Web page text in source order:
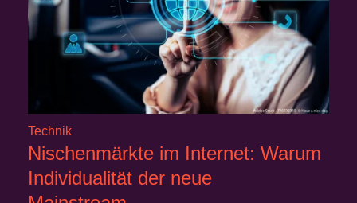
Technik
Nischenmärkte im Internet: Warum
Individualität der neue